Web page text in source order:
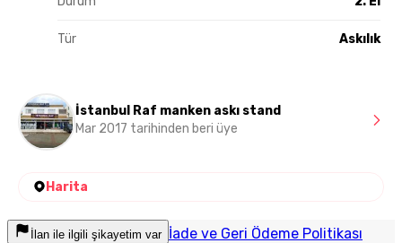
Tür Askılık
İstanbul Raf manken askı stand
Mar 2017 tarihinden beri üye
Harita
İlan ile ilgili şikayetim var İade ve Geri Ödeme Politikası